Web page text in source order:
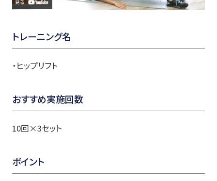
トレーニング名
・ヒップリフト
おすすめ実施回数
10回×3セット
ポイント